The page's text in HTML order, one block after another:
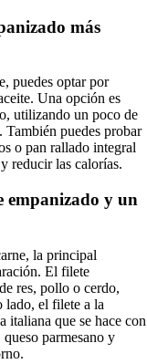
más
puedes optar por
Una opción es
utilizando un poco de
También puedes probar
o pan rallado integral
reducir las calorías.
empanizado y un
la principal
El filete
res, pollo o cerdo,
lado, el filete a la
italiana que se hace con
parmesano y